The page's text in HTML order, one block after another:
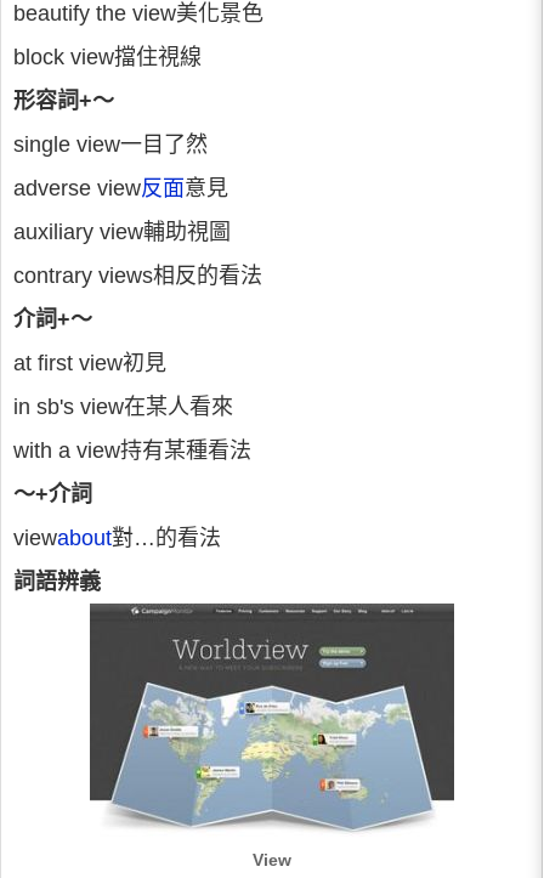
beautify the view美化景色
block view擋住視線
形容詞+～
single view一目了然
adverse view反面意見
auxiliary view輔助視圖
contrary views相反的看法
介詞+～
at first view初見
in sb's view在某人看來
with a view持有某種看法
～+介詞
viewabout對…的看法
詞語辨義
View